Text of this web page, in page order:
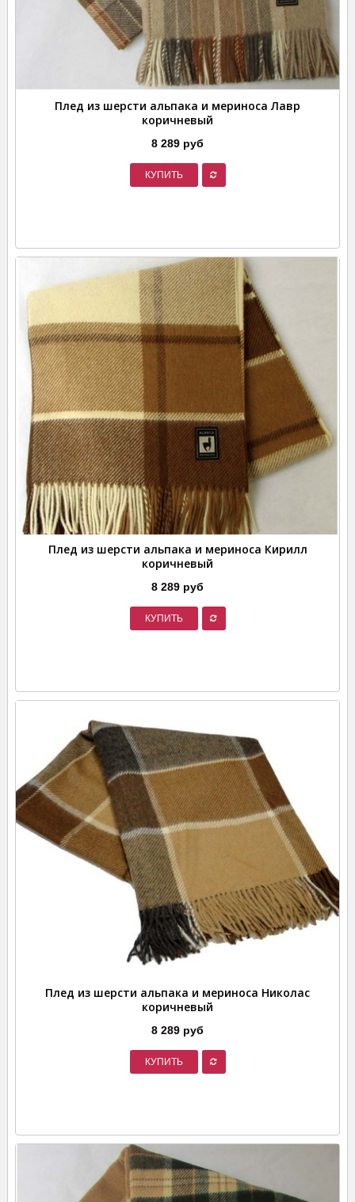
Плед из шерсти альпака и мериноса Лавр
коричневый
8 289 руб
КУПИТЬ
Плед из шерсти альпака и мериноса Кирилл
коричневый
8 289 руб
КУПИТЬ
Плед из шерсти альпака и мериноса Николас
коричневый
8 289 руб
КУПИТЬ